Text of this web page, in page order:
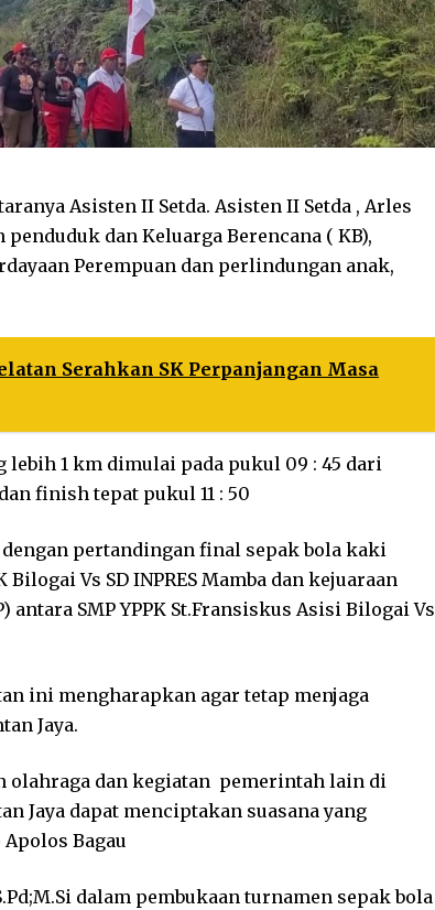
Asisten II Setda. Asisten II Setda , Arles
dan Keluarga Berencana ( KB),
Perempuan dan perlindungan anak,
Serahkan SK Perpanjangan Masa
1 km dimulai pada pukul 09 : 45 dari
finish tepat pukul 11 : 50
pertandingan final sepak bola kaki
Bilogai Vs SD INPRES Mamba dan kejuaraan
SMP YPPK St.Fransiskus Asisi Bilogai Vs
ini mengharapkan agar tetap menjaga
Jaya.
olahraga dan kegiatan pemerintah lain di
Jaya dapat menciptakan suasana yang
Bagau
dalam pembukaan turnamen sepak bola